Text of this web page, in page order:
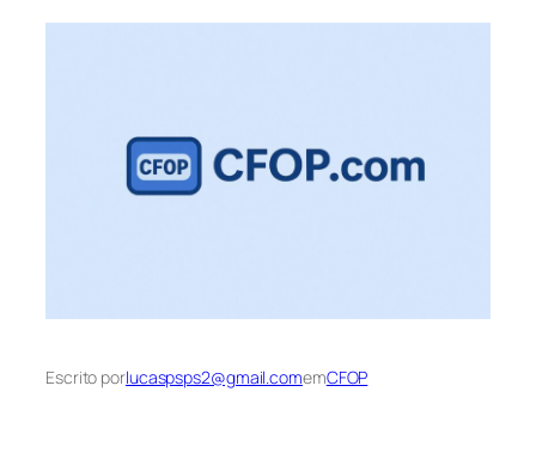
Escrito porlucaspsps2@gmail.comemCFOP